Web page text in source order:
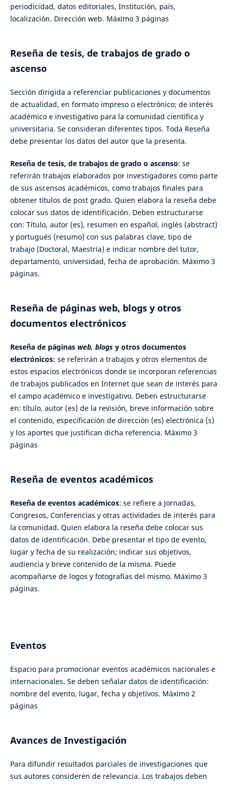
periodicidad, datos editoriales, Institución, país,
localización. Dirección web. Máximo 3 páginas
Reseña de tesis, de trabajos de grado o
ascenso
Sección dirigida a referenciar publicaciones y documentos
de actualidad, en formato impreso o electrónico; de interés
académico e investigativo para la comunidad científica y
universitaria. Se consideran diferentes tipos. Toda Reseña
debe presentar los datos del autor que la presenta.
Reseña de tesis, de trabajos de grado o ascenso: se
referirán trabajos elaborados por investigadores como parte
de sus ascensos académicos, como trabajos finales para
obtener títulos de post grado. Quien elabora la reseña debe
colocar sus datos de identificación. Deben estructurarse
con: Título, autor (es), resumen en español, inglés (abstract)
y portugués (resumo) con sus palabras clave, tipo de
trabajo (Doctoral, Maestría) e indicar nombre del tutor,
departamento, universidad, fecha de aprobación. Máximo 3
páginas.
Reseña de páginas web, blogs y otros
documentos electrónicos
Reseña de páginas web, blogsy otros documentos
electrónicos: se referirán a trabajos y otros elementos de
estos espacios electrónicos donde se incorporan referencias
de trabajos publicados en Internet que sean de interés para
el campo académico e investigativo. Deben estructurarse
en: título, autor (es) de la revisión, breve información sobre
el contenido, especificación de dirección (es) electrónica (s)
y los aportes que justifican dicha referencia. Máximo 3
páginas
Reseña de eventos académicos
Reseña de eventos académicos: se refiere a Jornadas,
Congresos, Conferencias y otras actividades de interés para
la comunidad. Quien elabora la reseña debe colocar sus
datos de identificación. Debe presentar el tipo de evento,
lugar y fecha de su realización; indicar sus objetivos,
audiencia y breve contenido de la misma. Puede
acompañarse de logos y fotografías del mismo. Máximo 3
páginas.
Eventos
Espacio para promocionar eventos académicos nacionales e
internacionales. Se deben señalar datos de identificación:
nombre del evento, lugar, fecha y objetivos. Máximo 2
páginas
Avances de Investigación
Para difundir resultados parciales de investigaciones que
sus autores consideren de relevancia. Los trabajos deben